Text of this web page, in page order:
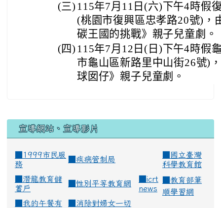
(三) 115年7月11日(六)下午4時假
(桃園市復興區忠孝路20號)，
碳王國的挑戰》親子兒童劇。
(四) 115年7月12日(日)下午4時假
市龜山區新路里中山街26號)
球囡仔》親子兒童劇。
宣導網站、宣導影片
■1999市民服
務
疾病管制局
國立臺灣
科學教育館
潛龍教育儲
蓄戶
性別平等教育網
icrt
news
教育部筆
順學習網
我的午餐有
消除對婦女一切